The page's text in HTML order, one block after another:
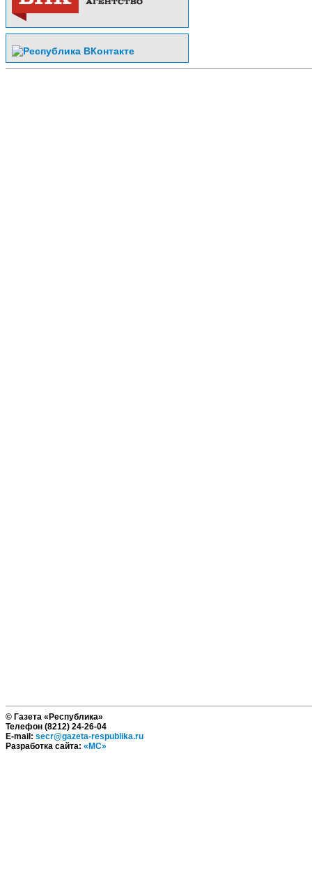
© Газета «Республика»
Телефон (8212) 24-26-04
E-mail: secr@gazeta-respublika.ru
Разработка сайта: «МС»